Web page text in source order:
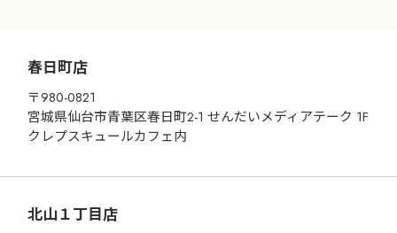
春日町店
〒980-0821
宮城県仙台市青葉区春日町2-1 せんだいメディアテーク 1F
クレプスキュールカフェ内
北山１丁目店